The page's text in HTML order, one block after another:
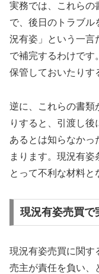
実務では、これらの
で、後日のトラブル
況有姿」という一言
で補完するわけです
保管しておいたりす
逆に、これらの書類
りすると、引渡し
あるとは知らなかっ
まります。現況有
とって不利な材料と
現況有姿売買で
現況有姿売買に関す
売主が責任を負い、